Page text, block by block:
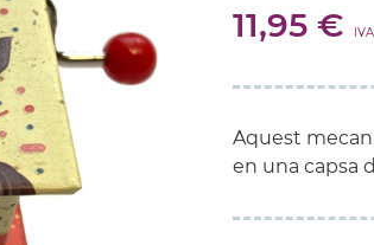
11,95 €
Aquest
en una capsa